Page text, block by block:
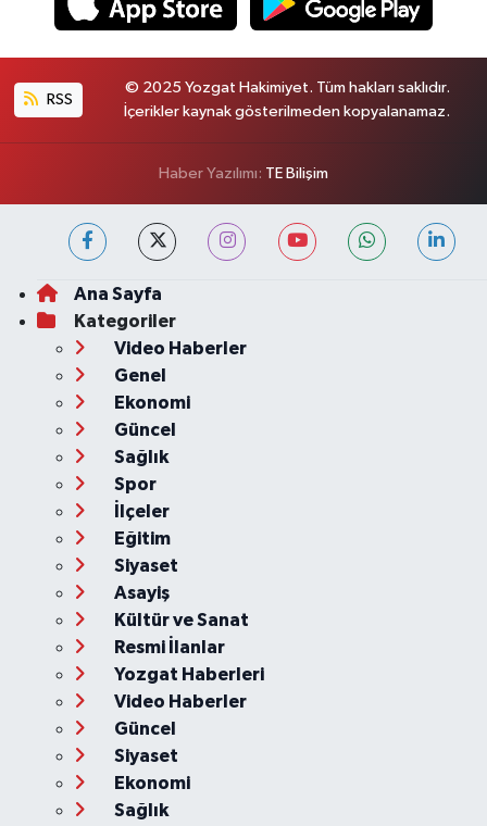
RSS
© 2025 Yozgat Hakimiyet. Tüm hakları saklıdır.
İçerikler kaynak gösterilmeden kopyalanamaz.
Haber Yazılımı: TE Bilişim
Ana Sayfa
Kategoriler
Video Haberler
Genel
Ekonomi
Güncel
Sağlık
Spor
İlçeler
Eğitim
Siyaset
Asayiş
Kültür ve Sanat
Resmi İlanlar
Yozgat Haberleri
Video Haberler
Güncel
Siyaset
Ekonomi
Sağlık